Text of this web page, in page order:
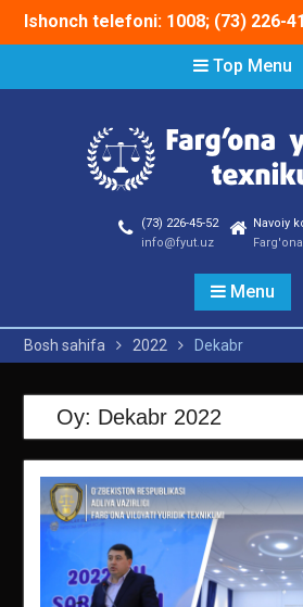
Ishonch telefoni: 1008; (73) 226-
Top Menu
(73) 226-45-52
info@fyut.uz
Navoiy
Menu
Bosh sahifa 2022 Dekabr
Oy: Dekabr 2022